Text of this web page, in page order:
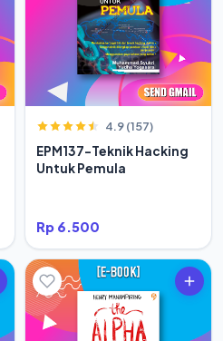
4.9 (157)
EPM137-Teknik Hacking
Untuk Pemula
Rp 6.500